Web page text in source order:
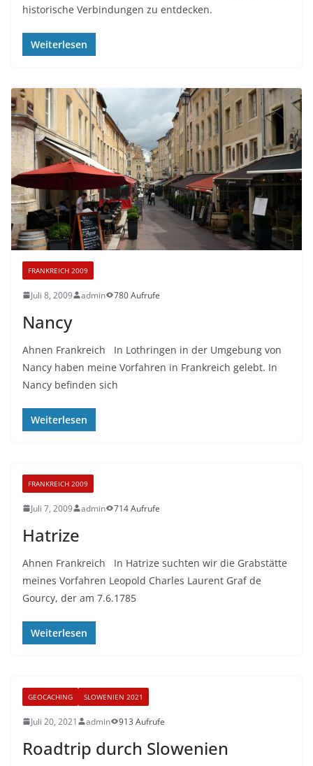
historische Verbindungen zu entdecken.
Weiterlesen
FRANKREICH 2009
Juli 8, 2009 admin 780 Aufrufe
Nancy
Ahnen Frankreich In Lothringen in der Umgebung von
Nancy haben meine Vorfahren in Frankreich gelebt. In
Nancy befinden sich
Weiterlesen
FRANKREICH 2009
Juli 7, 2009 admin 714 Aufrufe
Hatrize
Ahnen Frankreich In Hatrize suchten wir die Grabstätte
meines Vorfahren Leopold Charles Laurent Graf de
Gourcy, der am 7.6.1785
Weiterlesen
GEOCACHING SLOWENIEN 2021
Juli 20, 2021 admin 913 Aufrufe
Roadtrip durch Slowenien